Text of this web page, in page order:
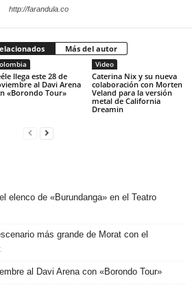
http://farandula.co
Más del autor
llega este 28 de
al Davi Arena
«Borondo Tour»
Video
Caterina Nix y su nueva
colaboración con Morten
Veland para la versión
metal de California
Dreamin
elenco de «Burundanga» en el Teatro
más grande de Morat con el
al Davi Arena con «Borondo Tour»